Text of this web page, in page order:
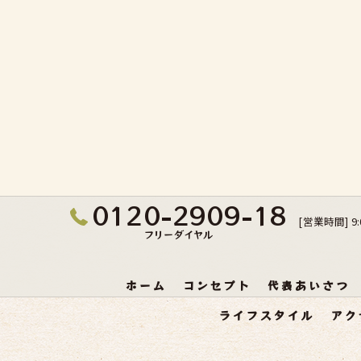
0120-2909-18
フリーダイヤル
[営業時間]
ホーム コンセプト 代表あいさつ
ライフスタイル
アク